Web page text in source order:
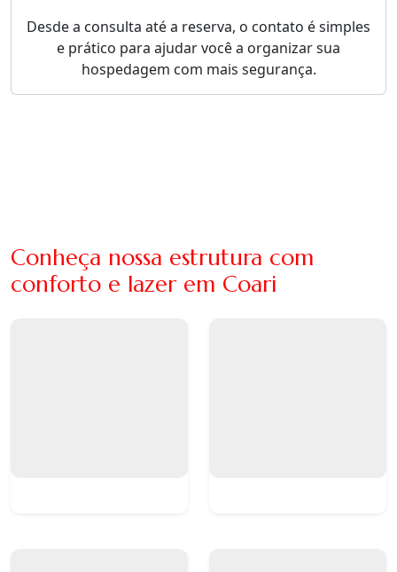
Desde a consulta até a reserva, o contato é simples
e prático para ajudar você a organizar sua
hospedagem com mais segurança.
Conheça nossa estrutura com
conforto e lazer em Coari